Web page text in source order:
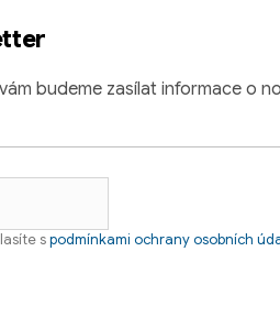
budeme zasílat informace o
spodmínkami ochrany osobních